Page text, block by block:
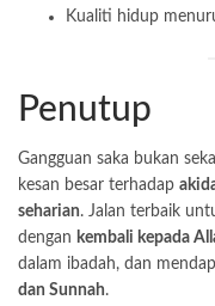
Kualiti hidup
Penutup
Gangguan saka bukan
kesan besar terhadap
seharian. Jalan terbaik
dengan kembali kepada
dalam ibadah, dan
dan Sunnah.